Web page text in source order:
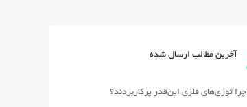
آخرین مطالب ارسال شده
چرا توری‌های فلزی این‌قدر پرکاربردند؟